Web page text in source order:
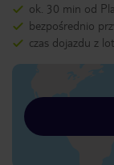
ok. 30 min od
bezpośrednio
czas dojazdu z